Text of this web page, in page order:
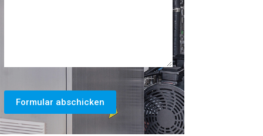
Formular abschicken